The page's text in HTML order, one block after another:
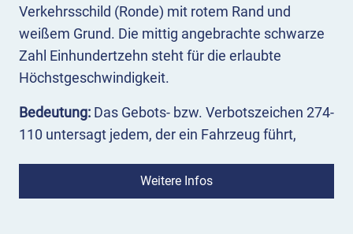
Verkehrsschild (Ronde) mit rotem Rand und
weißem Grund. Die mittig angebrachte schwarze
Zahl Einhundertzehn steht für die erlaubte
Höchstgeschwindigkeit.
Bedeutung: Das Gebots- bzw. Verbotszeichen 274-
110 untersagt jedem, der ein Fahrzeug führt,
Das Zeichen 274-110 schreibt eine
Weitere Infos